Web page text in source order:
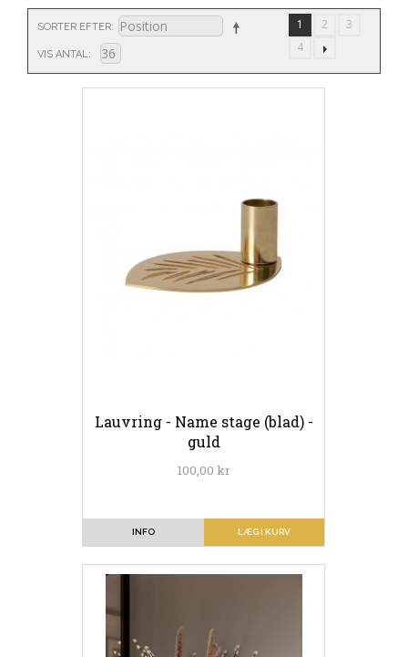
SORTER EFTER
VIS ANTAL
1 2
3
4
Lauvring - Name stage (blad) -
guld
100,00 kr
LÆG I KURV
INFO